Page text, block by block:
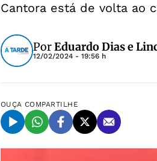
Cantora está de volta ao
PorEduardo Dias e
12/02/2024 - 19:56 h
OUÇA COMPARTILHE